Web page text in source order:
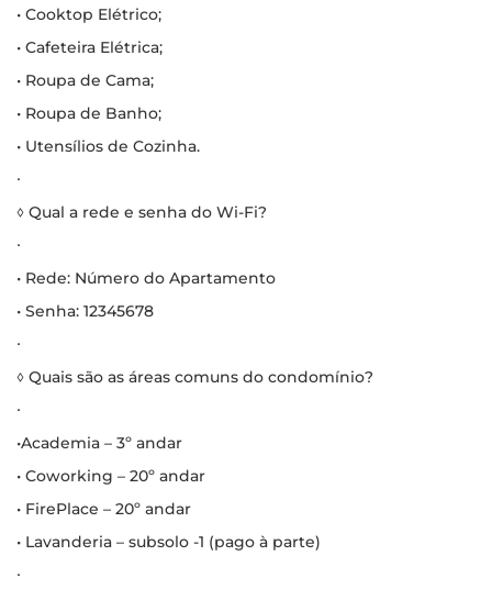
• Cooktop Elétrico;
• Cafeteira Elétrica;
• Roupa de Cama;
• Roupa de Banho;
• Utensílios de Cozinha.
∙
◊ Qual a rede e senha do Wi-Fi?
∙
• Rede: Número do Apartamento
• Senha: 12345678
∙
◊ Quais são as áreas comuns do condomínio?
∙
•Academia – 3º andar
• Coworking – 20º andar
• FirePlace – 20º andar
• Lavanderia – subsolo -1 (pago à parte)
∙